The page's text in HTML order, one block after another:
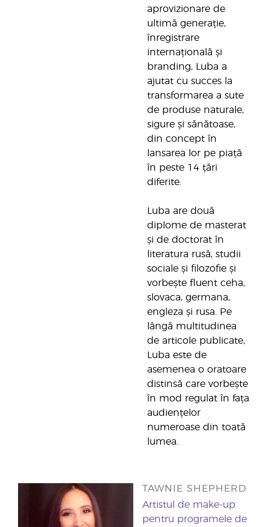
aprovizionare de
ultimă generație,
înregistrare
internațională și
branding, Luba a
ajutat cu succes la
transformarea a sute
de produse naturale,
sigure și sănătoase,
din concept în
lansarea lor pe piață
în peste 14 țări
diferite.
Luba are două
diplome de masterat
și de doctorat în
literatura rusă, studii
sociale și filozofie și
vorbește fluent ceha,
slovaca, germana,
engleza și rusa. Pe
lângă multitudinea
de articole publicate,
Luba este de
asemenea o oratoare
distinsă care vorbește
în mod regulat în fața
audiențelor
numeroase din toată
lumea.
TAWNIE SHEPHERD
Artistul de make-up
pentru programele de